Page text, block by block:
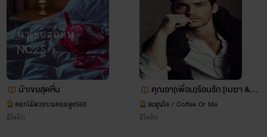
น้าเขยสุดหื่น
ดอกไม้สวยบนดอยสูง568
อีโรติก
คุณอา(เพื่อน)ร้อนรัก [เมฆา & ข
วัญข้าว]
ละมุนใจ / Coffee Or Me
อีโรติก